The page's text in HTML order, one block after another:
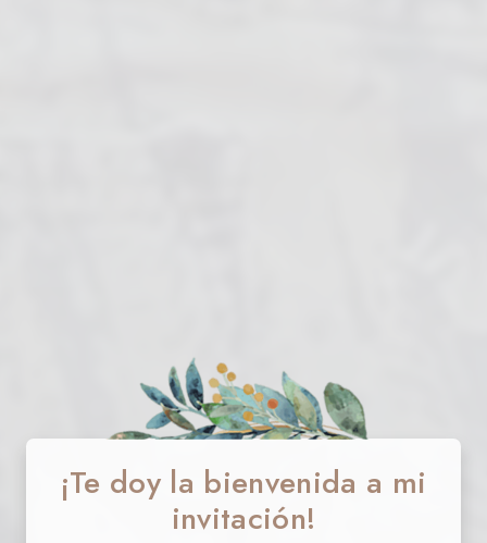
¡Te doy la bienvenida a mi
invitación!